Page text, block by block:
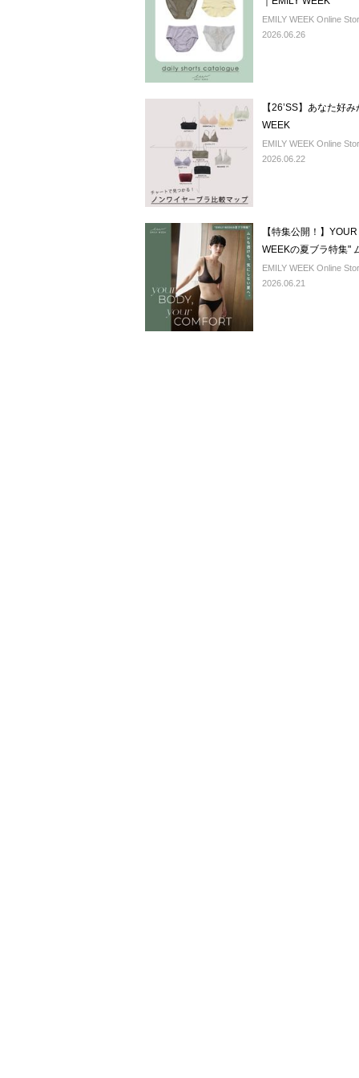
EMILY WEEK Online
2026.06.26
【26’SS】あなた好
WEEK
EMILY WEEK Online
2026.06.22
【特集公開！】
WEEKの夏ブラ特集"
EMILY WEEK Online
2026.06.21